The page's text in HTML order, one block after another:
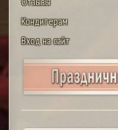
Кондитерам
Вход на сайт